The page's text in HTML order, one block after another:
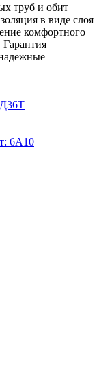
труб и обит
в виде слоя
комфортного